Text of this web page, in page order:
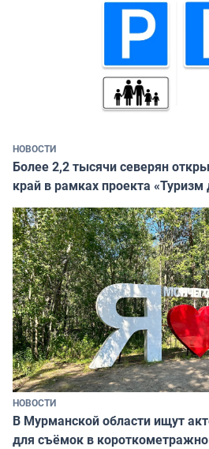
НОВОСТИ
Более 2,2 тысячи северян
край в рамках проекта «Туризм
НОВОСТИ
В Мурманской области ищут
для съёмок в